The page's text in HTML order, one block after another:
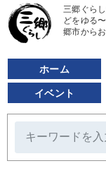
三郷ぐら
どをゆる
郷市から
ホーム
イベント